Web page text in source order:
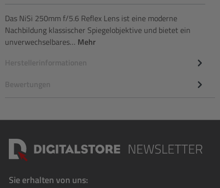
Das NiSi 250mm f/5.6 Reflex Lens ist eine moderne
Nachbildung klassischer Spiegelobjektive und bietet ein
unverwechselbares… Mehr
Herstellerinformationen
Bewertungen
Sie erhalten von uns: